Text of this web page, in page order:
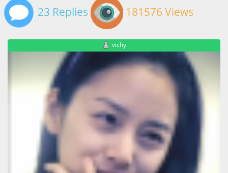
23 Replies 181576 Views
vichy